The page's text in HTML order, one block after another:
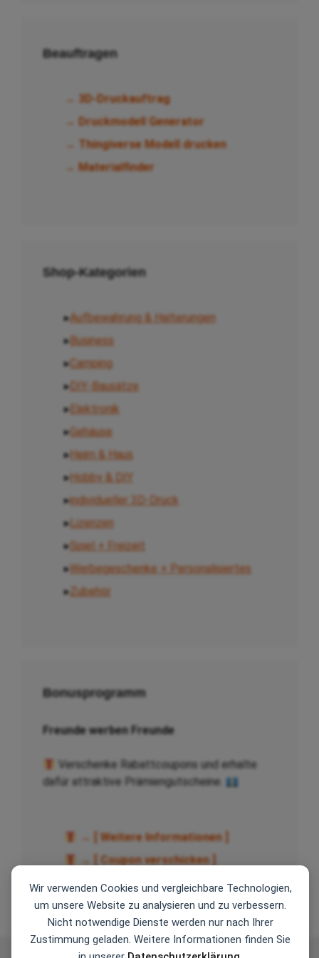
Wir verwenden Cookies und vergleichbare Technologien,
um unsere Website zu analysieren und zu verbessern.
Nicht notwendige Dienste werden nur nach Ihrer
Zustimmung geladen. Weitere Informationen finden Sie
Beauftragen
→ 3D-Druckauftrag
→ Druckmodell Generator
→ Thingiverse Modell drucken
→ Materialfinder
Shop-Kategorien
▸Aufbewahrung & Halterungen
▸Business
▸Camping
▸ DIY-Bausätze
▸Elektronik
▸Gehäuse
▸Heim & Haus
▸Hobby & DIY
▸individueller 3D-Druck
▸Lizenzen
▸ Spiel + Freizeit
▸Werbegeschenke + Personalisiertes
▸Zubehör
Bonusprogramm
Freunde werben Freunde
Verschenke Rabattcoupons und erhalte
dafür attraktive Prämiengutscheine.
→ [ Weitere Informationen ]
→ [ Coupon verschicken ]